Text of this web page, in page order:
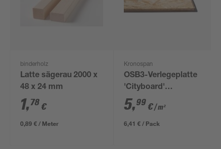
binderholz
Latte sägerau 2000 x
48 x 24 mm
1,78 €
0,89 € / Meter
Kronospan
OSB3-Verlegeplatte
'Cityboard'
ungeschliffen 1690 x
634 x 12 mm
5,99 €/ m²
6,41 € / Pack